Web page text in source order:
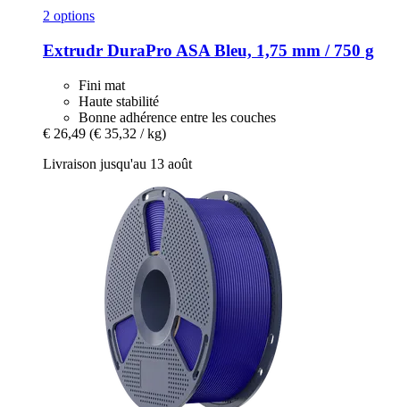
2 options
Extrudr DuraPro ASA Bleu, 1,75 mm / 750 g
Fini mat
Haute stabilité
Bonne adhérence entre les couches
€ 26,49 (€ 35,32 / kg)
Livraison jusqu'au 13 août